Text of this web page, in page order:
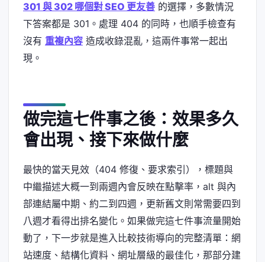
301 與 302 哪個對 SEO 更友善 的選擇，多數情況
下答案都是 301。處理 404 的同時，也順手檢查有
沒有 重複內容 造成收錄混亂，這兩件事常一起出
現。
做完這七件事之後：效果多久
會出現、接下來做什麼
最快的當天見效（404 修復、要求索引），標題與
中繼描述大概一到兩週內會反映在點擊率，alt 與內
部連結屬中期、約二到四週，更新舊文則常需要四到
八週才看得出排名變化。如果做完這七件事流量開始
動了，下一步就是進入比較技術導向的完整清單：網
站速度、結構化資料、網址層級的最佳化，那部分建